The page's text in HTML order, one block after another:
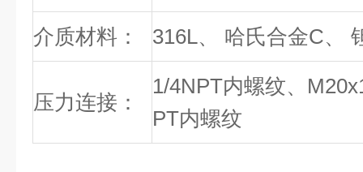
介质材料： 316L、 哈氏合金C、
压力连接：
1/4NPT内螺纹、
PT内螺纹